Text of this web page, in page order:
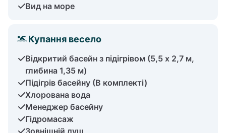
Вид на море
Купання весело
Відкритий басейн з підігрівом (5,5 х 2,7 м,
глибина 1,35 м)
Підігрів басейну (В комплекті)
Хлорована вода
Менеджер басейну
Гідромасаж
Зовнішній душ